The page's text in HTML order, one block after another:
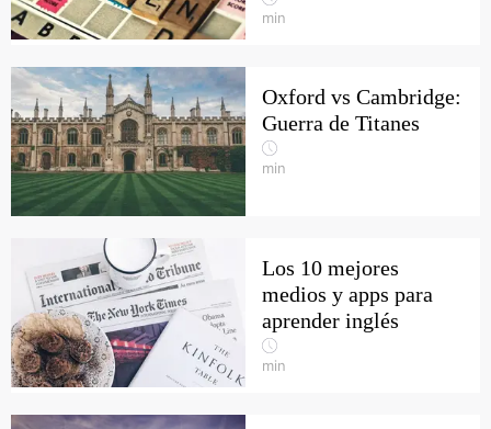
min
Oxford vs Cambridge:
Guerra de Titanes
min
Los 10 mejores
medios y apps para
aprender inglés
min